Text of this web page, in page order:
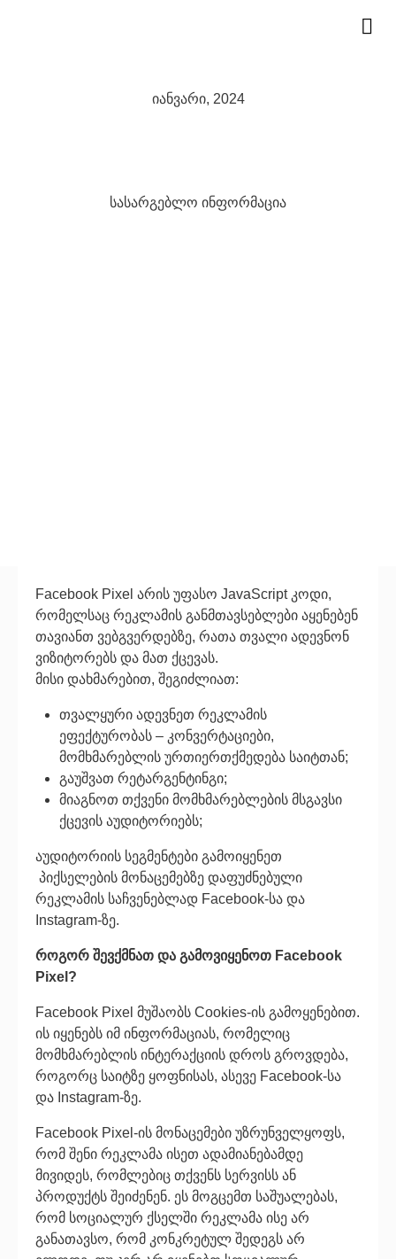
იანვარი, 2024
სასარგებლო ინფორმაცია
Facebook Pixel არის უფასო JavaScript კოდი,
რომელსაც რეკლამის განმთავსებლები აყენებენ
თავიანთ ვებგვერდებზე, რათა თვალი ადევნონ
ვიზიტორებს და მათ ქცევას.
მისი დახმარებით, შეგიძლიათ:
თვალყური ადევნეთ რეკლამის
ეფექტურობას – კონვერტაციები,
მომხმარებლის ურთიერთქმედება საიტთან;
გაუშვათ რეტარგენტინგი;
მიაგნოთ თქვენი მომხმარებლების მსგავსი
ქცევის აუდიტორიებს;
აუდიტორიის სეგმენტები გამოიყენეთ
პიქსელების მონაცემებზე დაფუძნებული
რეკლამის საჩვენებლად Facebook-სა და
Instagram-ზე.
როგორ შევქმნათ და გამოვიყენოთ Facebook
Pixel ?
Facebook Pixel მუშაობს Cookies-ის გამოყენებით.
ის იყენებს იმ ინფორმაციას, რომელიც
მომხმარებლის ინტერაქციის დროს გროვდება,
როგორც საიტზე ყოფნისას, ასევე Facebook-სა
და Instagram-ზე.
Facebook Pixel-ის მონაცემები უზრუნველყოფს,
რომ შენი რეკლამა ისეთ ადამიანებამდე
მივიდეს, რომლებიც თქვენს სერვისს ან
პროდუქტს შეიძენენ. ეს მოგცემთ საშუალებას,
რომ სოციალურ ქსელში რეკლამა ისე არ
განათავსო, რომ კონკრეტულ შედეგს არ